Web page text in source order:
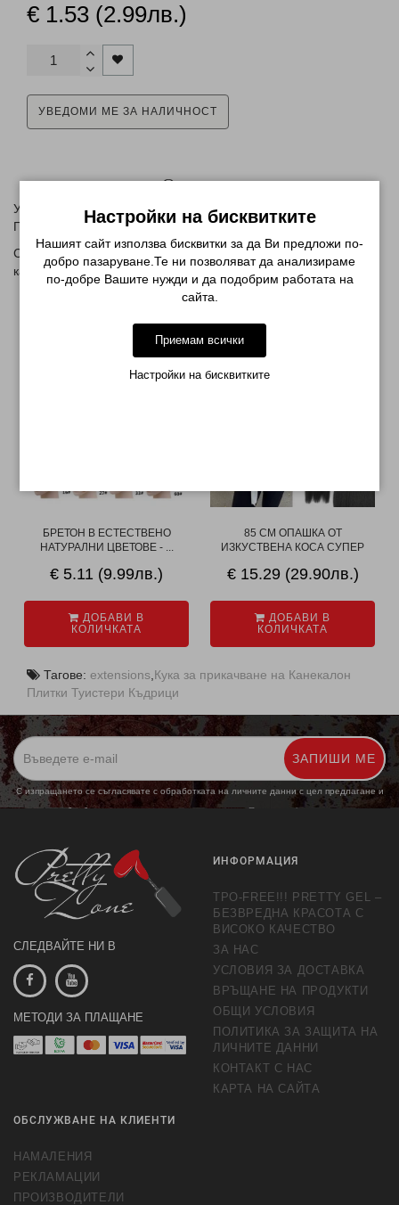
€ 1.53 (2.99лв.)
УВЕДОМИ МЕ ЗА НАЛИЧНОСТ
Описание
Удобна, голяма кука за плетене и прикачване на Канекалон
Плитки Туистери и Къдрици
С нея лесно се издърпват готовите плитките туистери или
канекалон през косата.
БРЕТОН В ЕСТЕСТВЕНО
НАТУРАЛНИ ЦВЕТОВЕ - ...
€ 5.11 (9.99лв.)
ДОБАВИ В
КОЛИЧКАТА
85 СМ ОПАШКА ОТ
ИЗКУСТВЕНА КОСА СУПЕР
€ 15.29 (29.90лв.)
ДОБАВИ В
КОЛИЧКАТА
Тагове: extensions Кука за прикачване на Канекалон
Плитки Туистери Къдрици
ЗАПИШИ МЕ
С изпращането се съгласявате с обработката на личните данни с цел предлагане и
обработка на маркетингови предложения. Повече информация
СЛЕДВАЙТЕ НИ В
МЕТОДИ ЗА ПЛАЩАНЕ
ИНФОРМАЦИЯ
TPO-FREE!!! PRETTY GEL –
БЕЗВРЕДНА КРАСОТА С
ВИСОКО КАЧЕСТВО
ЗА НАС
УСЛОВИЯ ЗА ДОСТАВКА
ВРЪЩАНЕ НА ПРОДУКТИ
ОБЩИ УСЛОВИЯ
ПОЛИТИКА ЗА ЗАЩИТА НА
ЛИЧНИТЕ ДАННИ
КОНТАКТ С НАС
КАРТА НА САЙТА
ОБСЛУЖВАНЕ НА КЛИЕНТИ
НАМАЛЕНИЯ
РЕКЛАМАЦИИ
ПРОИЗВОДИТЕЛИ
Настройки на бисквитките
Нашият сайт използва бисквитки за да Ви предложи по-
добро пазаруване.Те ни позволяват да анализираме
по-добре Вашите нужди и да подобрим работата на
сайта.
Приемам всички
Настройки на бисквитките